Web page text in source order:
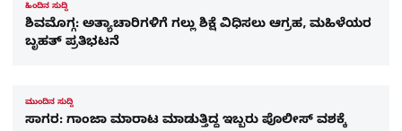
ಹಿಂದಿನ ಸುದ್ದಿ
ಶಿವಮೊಗ್ಗ: ಅತ್ಯಾಚಾರಿಗಳಿಗೆ ಗಲ್ಲು ಶಿಕ್ಷೆ ವಿಧಿಸಲು ಆಗ್ರಹ, ಮಹಿಳೆಯರ
ಬೃಹತ್ ಪ್ರತಿಭಟನೆ
ಮುಂದಿನ ಸುದ್ದಿ
ಸಾಗರ: ಗಾಂಜಾ ಮಾರಾಟ ಮಾಡುತ್ತಿದ್ದ ಇಬ್ಬರು ಪೊಲೀಸ್​​ ವಶಕ್ಕೆ